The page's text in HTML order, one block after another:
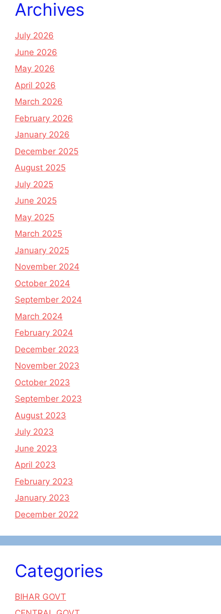
Archives
July 2026
June 2026
May 2026
April 2026
March 2026
February 2026
January 2026
December 2025
August 2025
July 2025
June 2025
May 2025
March 2025
January 2025
November 2024
October 2024
September 2024
March 2024
February 2024
December 2023
November 2023
October 2023
September 2023
August 2023
July 2023
June 2023
April 2023
February 2023
January 2023
December 2022
Categories
BIHAR GOVT